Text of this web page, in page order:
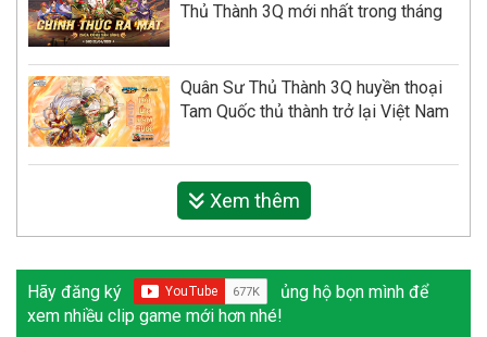
Thủ Thành 3Q mới nhất trong tháng
Quân Sư Thủ Thành 3Q huyền thoại
Tam Quốc thủ thành trở lại Việt Nam
Xem thêm
Hãy đăng ký
ủng hộ bọn mình để
xem nhiều clip game mới hơn nhé!